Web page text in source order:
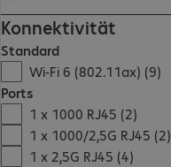
Konnektivität
Standard
Wi-Fi 6 (802.11ax) (9)
Ports
1 x 1000 RJ45 (2)
1 x 1000/2,5G RJ45 (2)
1 x 2,5G RJ45 (4)